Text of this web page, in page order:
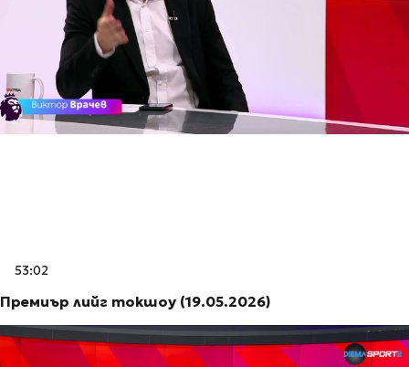
53:02
Премиър лийг токшоу (19.05.2026)